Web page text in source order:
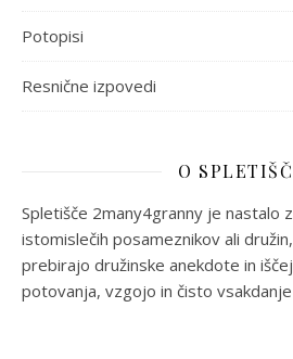
Potopisi
Resnične izpovedi
O
Spletišče 2many4granny je nastalo
istomislečih posameznikov ali
prebirajo družinske anekdote in
potovanja, vzgojo in čisto